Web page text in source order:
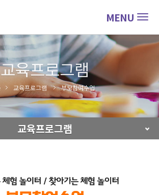
MENU
교육프로그램
교육프로그램 부모참여수업
교육프로그램